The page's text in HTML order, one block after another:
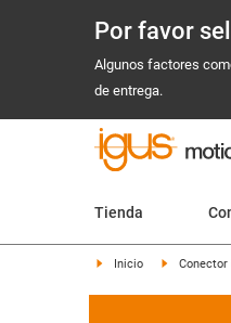
Por favor
Algunos factores
de entrega.
Tienda
Inicio Conector